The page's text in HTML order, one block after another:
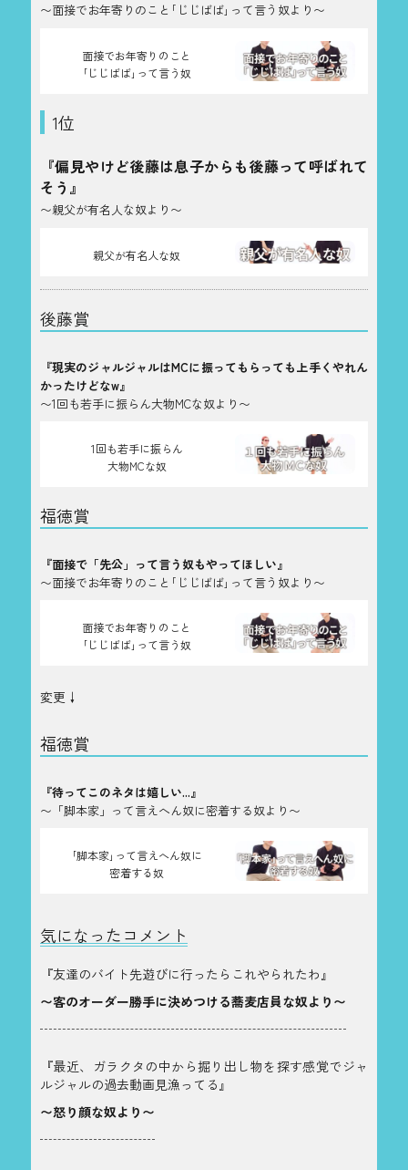
〜面接でお年寄りのこと｢じじばば｣って言う奴より〜
面接でお年寄りのこと
｢じじばば｣って言う奴
1位
『偏見やけど後藤は息子からも後藤って呼ばれて
そう』
〜親父が有名人な奴より〜
親父が有名人な奴
後藤賞
『現実のジャルジャルはMCに振ってもらっても上手くやれん
かったけどなw』
〜1回も若手に振らん大物MCな奴より〜
1回も若手に振らん
大物MCな奴
福徳賞
『面接で「先公」って言う奴もやってほしい』
〜面接でお年寄りのこと｢じじばば｣って言う奴より〜
面接でお年寄りのこと
｢じじばば｣って言う奴
変更↓
福徳賞
『待ってこのネタは嬉しい...』
〜「脚本家」って言えへん奴に密着する奴より〜
｢脚本家｣って言えへん奴に
密着する奴
気になったコメント
『友達のバイト先遊びに行ったらこれやられたわ』
〜客のオーダー勝手に決めつける蕎麦店員な奴より〜
『最近、ガラクタの中から掘り出し物を探す感覚でジャ
ルジャルの過去動画見漁ってる』
〜怒り顔な奴より〜